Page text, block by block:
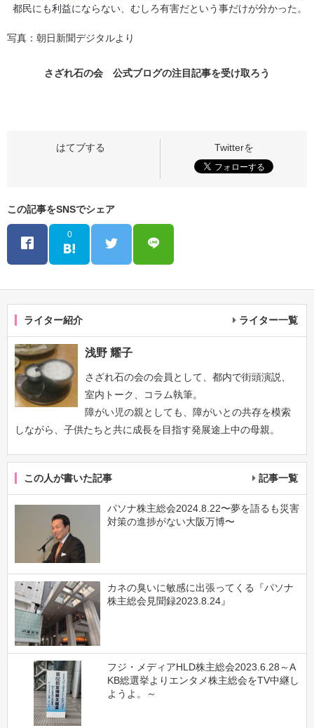
都民にも利益にならない、むしろ有害だという事だけが分かった。
写真：朝日新聞デジタルより
さざれ石の会 公式ブログの注目記事を受け取ろう
この記事をSNSでシェア
0
ライター紹介 ライター一覧
浅野 耀子
さざれ石の会の会員として、都内で街頭演説、
室内トーク、コラム執筆。
障がい児の親としても、障がいとの共存を模索
しながら、子供たちと共に成長を目指す発展途上中の母親。
この人が書いた記事 記事一覧
パソナ株主総会2024.8.22〜夢を語るも災害
対策の進捗がない大阪万博〜
カネの臭いに敏感に出張ってくる『パソナ
株主総会見聞録2023.8.24』
フジ・メディアHLD株主総会2023.6.28～A
KB総選挙よりエンタメ株主総会をTV中継し
ようよ。～